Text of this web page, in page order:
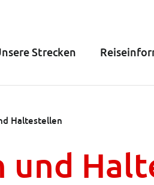
Strecken
Haltestellen
und